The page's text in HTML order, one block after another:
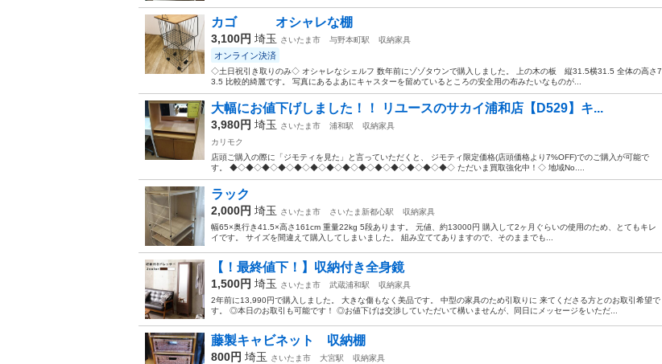
カゴ オシャレな棚
3,100円 埼玉 さいたま市 与野本町駅 収納家具
オンライン決済
◇土日祝引き取りのみ◇ オシャレなシェルフ 数年前にゾゾタウンで購入しました。 上の木の板 縦31.5横31.5 全体の高さ7
3.5 比較的綺麗です。 写真にあるよあにキャスターを留めているところの安全用の布みたいなものが...
大幅にお値下げしました！！ リユースのサカイ浦和店【D529】キ...
3,980円 埼玉 さいたま市 浦和駅
収納家具
カリモク
店頭ご購入の際に「ジモティを見た」と言っていただくと、 ジモティ限定価格(店頭価格より7%OFF)でのご購入が可能で
す。 ◆◇◆◇◆◇◆◇◆◇◆◇◆◇◆◇◆◇◆◇◆◇◆◇◆◇◆◇ ただいま買取強化中！◇ 地域No....
ラック
2,000円 埼玉 さいたま市 さいたま新都心駅
収納家具
幅65×奥行き41.5×高さ161cm 重量22kg 5段あります。 元値、約13000円 購入して2ヶ月ぐらいの使用のため、とてもキレ
イです。 サイズを間違えて購入してしまいました。 組み立ててありますので、そのままでも...
【！最終値下！】収納付き全身鏡
1,500円 埼玉 さいたま市 武蔵浦和駅
収納家具
2年前に13,990円で購入しました。 大きな傷もなく美品です。 中型の家具のため引取りに 来てくださる方とのお取引希望で
す。 ◎本日のお取引も可能です！ ◎お値下げは交渉していただいて構いませんが、同日にメッセージをいただ...
藤製キャビネット 収納棚
800円 埼玉 さいたま市 大宮駅
収納家具